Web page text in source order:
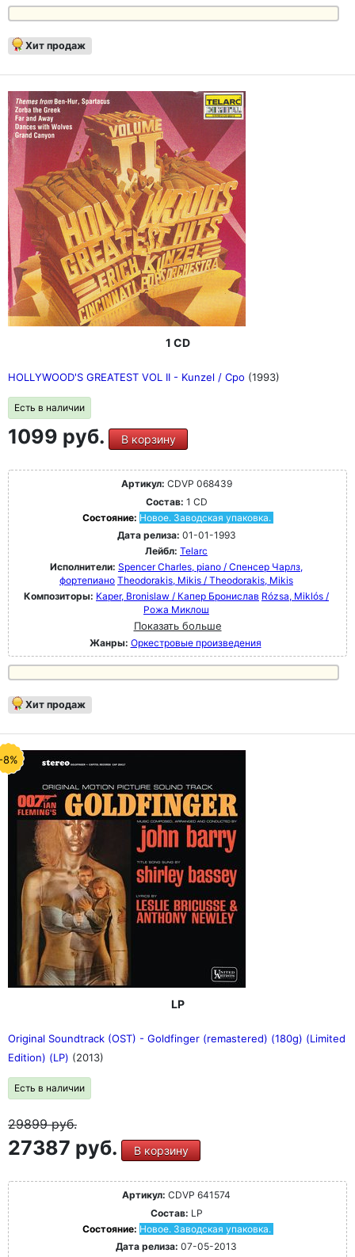
Хит продаж
1 CD
HOLLYWOOD'S GREATEST VOL II - Kunzel / Cpo (1993)
Есть в наличии
1099 руб. В корзину
Артикул: CDVP 068439
Состав: 1 CD
Состояние: Новое. Заводская упаковка.
Дата релиза: 01-01-1993
Лейбл: Telarc
Исполнители: Spencer Charles, piano / Спенсер Чарлз,
фортепиано Theodorakis, Mikis / Theodorakis, Mikis
Композиторы: Kaper, Bronislaw / Капер Бронислав Rózsa, Miklós /
Рожа Миклош
Показать больше
Жанры: Оркестровые произведения
Хит продаж
8%
LP
Original Soundtrack (OST) - Goldfinger (remastered) (180g) (Limited
Edition) (LP) (2013)
Есть в наличии
29899руб.
27387 руб. В корзину
Артикул: CDVP 641574
Состав: LP
Состояние: Новое. Заводская упаковка.
Дата релиза: 07-05-2013